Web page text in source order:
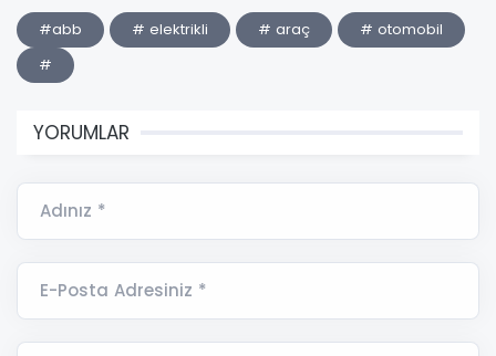
#abb # elektrikli # araç
# otomobil
#
YORUMLAR
Adınız *
E-Posta Adresiniz *